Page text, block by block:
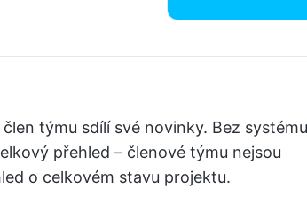
týmu sdílí své novinky. Bez
přehled – členové týmu nejsou
o celkovém stavu projektu.